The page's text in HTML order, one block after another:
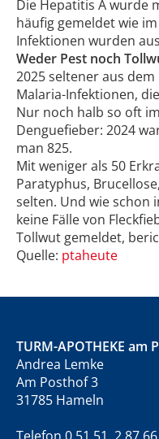
Die Hepatitis A wurde
häufig gemeldet wie
Infektionen wurden
Weder Pest noch
2025 seltener aus
Malaria-Infektionen,
Nur noch halb so oft
Denguefieber: 2024
man 825.
Mit weniger als 50
Paratyphus,
selten. Und wie schon
keine Fälle von
Tollwut gemeldet,
Quelle: ptaheute
TURM-APOTHEKE am
Andrea Lemke
Am Posthof 3
31785 Hameln